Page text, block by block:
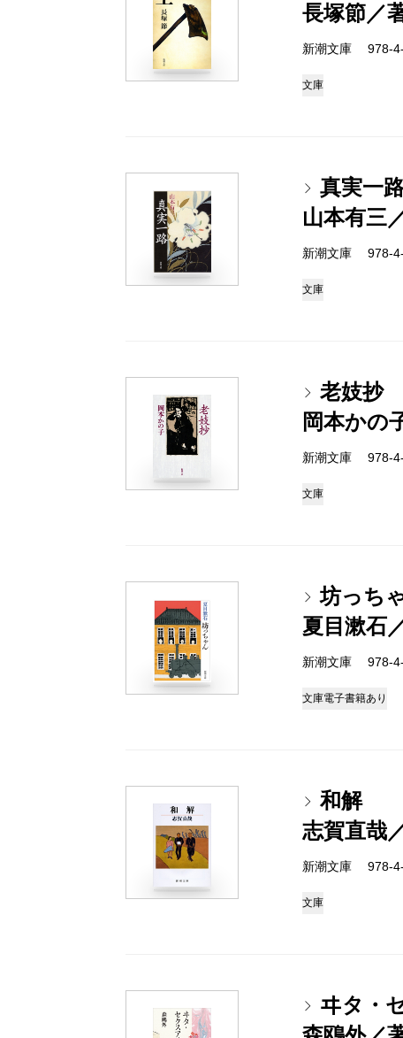
長塚節／
新潮文庫 978-
文庫
真実一
山本有三
新潮文庫 978-
文庫
老妓抄
岡本かの
新潮文庫 978-
文庫
坊っち
夏目漱石
新潮文庫 978-
文庫電子書籍あり
和解
志賀直哉
新潮文庫 978-
文庫
ヰタ・